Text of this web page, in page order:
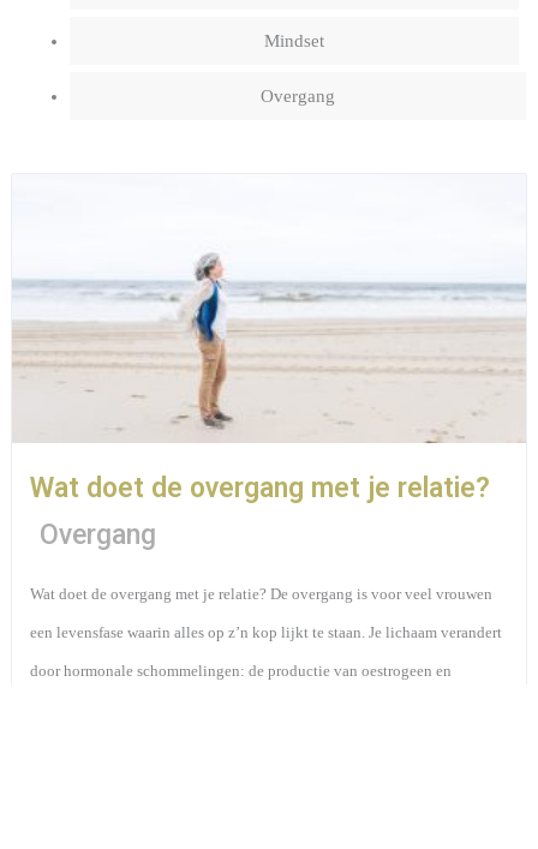
Mindset
Overgang
Wat doet de overgang met je relatie?
Overgang
Wat doet de overgang met je relatie? De overgang is voor veel vrouwen
een levensfase waarin alles op z’n kop lijkt te staan. Je lichaam verandert
door hormonale schommelingen: de productie van oestrogeen en